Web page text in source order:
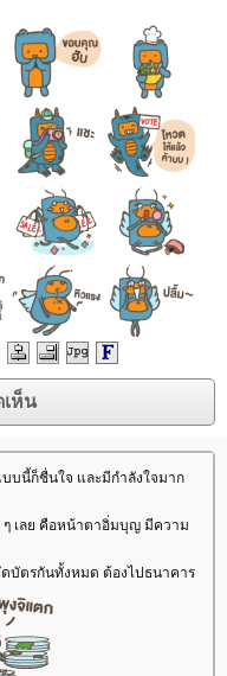
บนี้ก็ชื่นใจ และมีกำลังใจมาก
เลย คือหน้าตาอิ่มบุญ มีความ
ดบัตรกันทั้งหมด ต้องไปธนาคาร